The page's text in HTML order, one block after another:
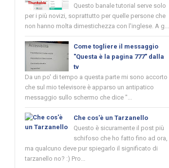
Questo banale tutorial serve solo
per i più novizi, soprattutto per quelle persone che
non hanno molta dimestichezza con l'inglese. A g...
Come togliere il messaggio
"Questa è la pagina 777" dalla
tv
Da un po' di tempo a questa parte mi sono accorto
che sul mio televisore è apparso un antipatico
messaggio sullo schermo che dice "...
Che cos'è un Tarzanello
Questo è sicuramente il post più
schifoso che ho fatto fino ad ora,
ma qualcuno deve pur spiegarlo il significato di
tarzanello no? :) Pro...